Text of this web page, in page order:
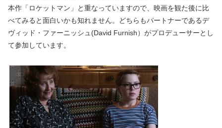
本作「ロケットマン」と重なっていますので、映画を観た後に比
べてみると面白いかも知れません。どちらもパートナーであるデ
ヴィッド・ファーニッシュ(David Furnish）がプロデューサーとし
て参加しています。